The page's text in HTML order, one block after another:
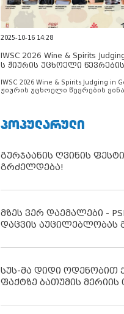
2025-10-16 14:28
IWSC 2026 Wine & Spirits
ს ჟიურის უცხოელი
IWSC 2026 Wine & Spirits Judging in
ჟიურის უცხოელი წევრების
ᲞᲝᲞᲣᲚᲐᲠᲣᲚᲘ
გურჯაანის ღვინის
გრძელდება!
მზეს ვერ დაემალები -
დაცვის აუცილებლობას
სუს-მა დიდი ოდენობით
ფაქტზე ბათუმის